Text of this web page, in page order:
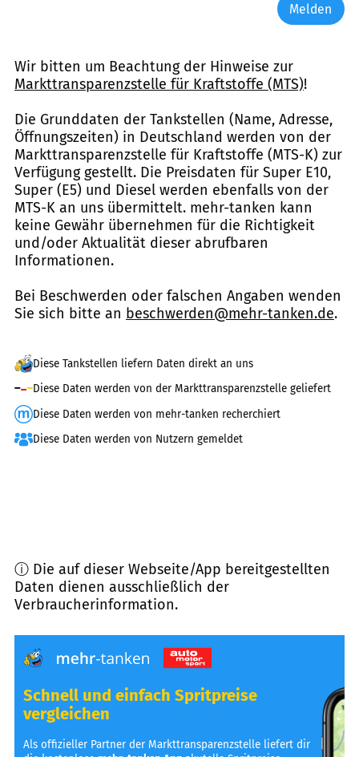
Melden
Wir bitten um Beachtung der Hinweise zur
Markttransparenzstelle für Kraftstoffe (MTS)!
Die Grunddaten der Tankstellen (Name, Adresse,
Öffnungszeiten) in Deutschland werden von der
Markttransparenzstelle für Kraftstoffe (MTS-K) zur
Verfügung gestellt. Die Preisdaten für Super E10,
Super (E5) und Diesel werden ebenfalls von der
MTS-K an uns übermittelt. mehr-tanken kann
keine Gewähr übernehmen für die Richtigkeit
und/oder Aktualität dieser abrufbaren
Informationen.
Bei Beschwerden oder falschen Angaben wenden
Sie sich bitte an beschwerden@mehr-tanken.de.
Diese Tankstellen liefern Daten direkt an uns
Diese Daten werden von der Markttransparenzstelle geliefert
Diese Daten werden von mehr-tanken recherchiert
Diese Daten werden von Nutzern gemeldet
ⓘ Die auf dieser Webseite/App bereitgestellten
Daten dienen ausschließlich der
Verbraucherinformation.
Schnell und einfach Spritpreise
vergleichen
Als offizieller Partner der Markttransparenzstelle liefert dir